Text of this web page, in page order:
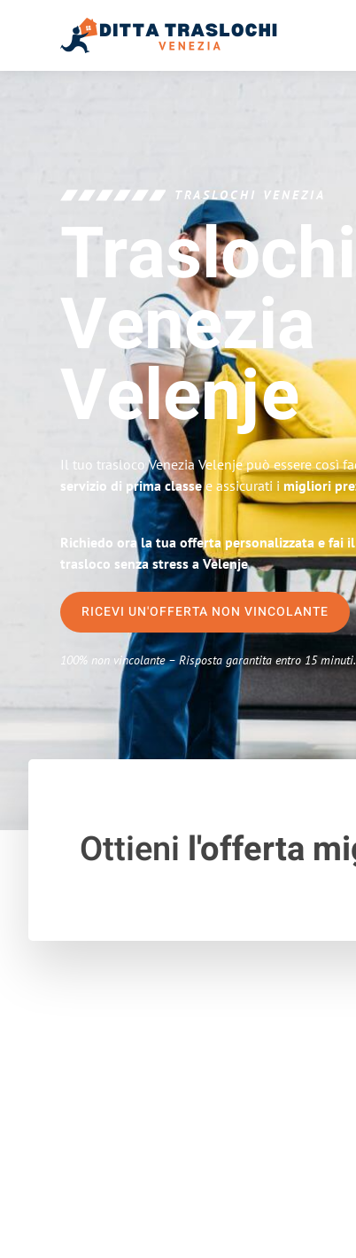
TRASLOCHI VENEZIA
Traslochi
Venezia
Velenje
Il tuo trasloco Venezia Velenje può essere così
servizio di prima classee assicurati i migliori
Richiedo ora la tua offerta personalizzata e fai
trasloco senza stress a Velenje
RICEVI UN'OFFERTA NON VINCOLANTE
100% non vincolante – Risposta garantita entro 15 minuti.
Ottieni l'offerta